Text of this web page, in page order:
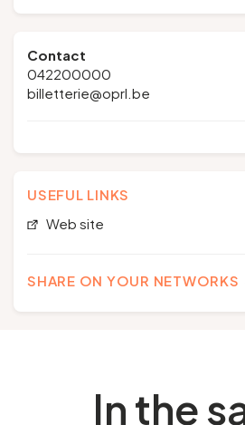
Contact
042200000
billetterie@oprl.be
USEFUL LINKS
Web site
SHARE ON YOUR NETWORKS
In the